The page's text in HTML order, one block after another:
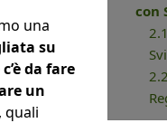
con
una
su
da fare
un
quali